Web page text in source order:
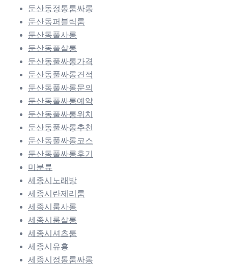
둔산동정통룸싸롱
둔산동퍼블릭룸
둔산동풀사롱
둔산동풀살롱
둔산동풀싸롱가격
둔산동풀싸롱견적
둔산동풀싸롱문의
둔산동풀싸롱예약
둔산동풀싸롱위치
둔산동풀싸롱추천
둔산동풀싸롱코스
둔산동풀싸롱후기
미분류
세종시노래방
세종시란제리룸
세종시룸사롱
세종시룸살롱
세종시셔츠룸
세종시유흥
세종시정통룸싸롱